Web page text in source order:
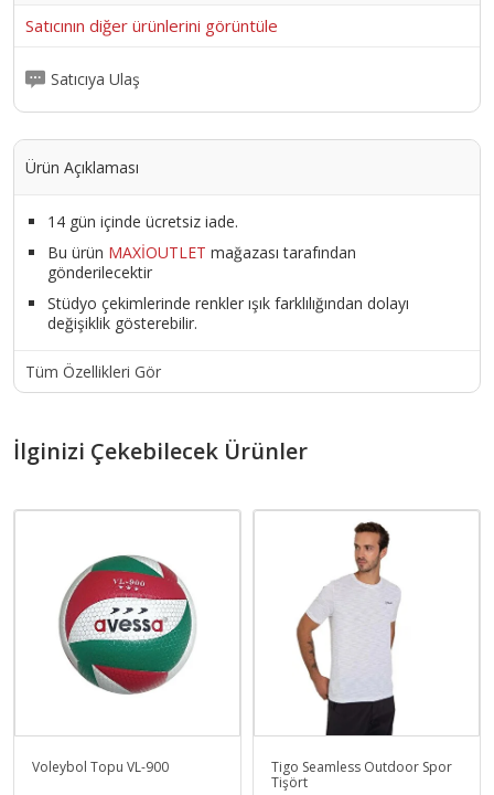
Satıcının diğer ürünlerini görüntüle
Satıcıya Ulaş
Ürün Açıklaması
14 gün içinde ücretsiz iade.
Bu ürün MAXİOUTLET mağazası tarafından
gönderilecektir
Stüdyo çekimlerinde renkler ışık farklılığından dolayı
değişiklik gösterebilir.
Tüm Özellikleri Gör
İlginizi Çekebilecek Ürünler
Voleybol Topu VL-900
Tigo Seamless Outdoor Spor
Tişört